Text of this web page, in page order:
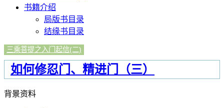
书籍介绍
局版书目录
结缘书目录
三乘菩提之入门起信(二)
如何修忍门、精进门（三）
背景资料